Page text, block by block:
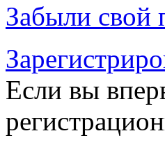
Забыли свой
Если вы